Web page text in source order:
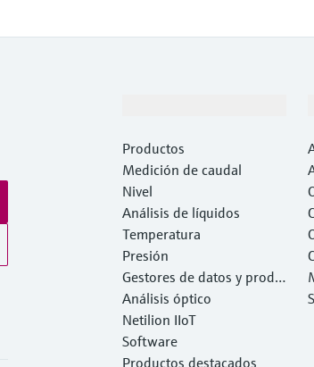
Productos
Medición de caudal
Nivel
Análisis de líquidos
Temperatura
Presión
Gestores de datos y produ
ctos de sistema
Análisis óptico
Netilion IIoT
Software
Productos destacados